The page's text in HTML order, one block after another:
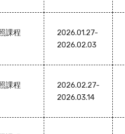
課程
2026.01.27-
2026.02.03
課程
2026.02.27-
2026.03.14